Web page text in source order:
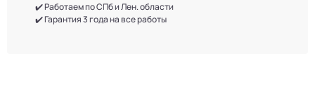
✔️ Работаем по СПб и Лен. области
✔️ Гарантия 3 года на все работы